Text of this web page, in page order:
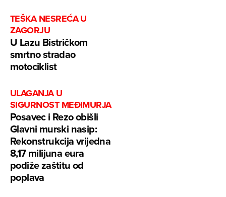
TEŠKA NESREĆA U
ZAGORJU
U Lazu Bistričkom
smrtno stradao
motociklist
ULAGANJA U
SIGURNOST MEĐIMURJA
Posavec i Rezo obišli
Glavni murski nasip:
Rekonstrukcija vrijedna
8,17 milijuna eura
podiže zaštitu od
poplava